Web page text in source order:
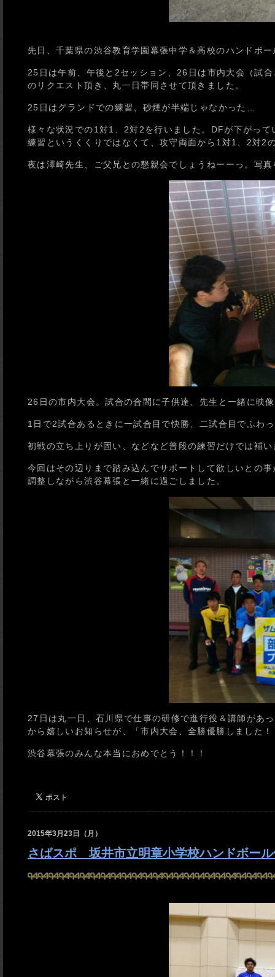
先日、千葉県の渋谷教育学園幕張中学＆高校のハンドボ
25日は午前、午後と2セッション、26日は市内大会（試
のリクエスト頂き、丸一日帯同させて頂きました。
25日はグランドでの練習、砂煙が半端じゃなかった…
様々な状況での1対1、2対2を行いました。DFが下がっ
練習というくくりではなくて、攻守両面から1対1、2対2
夜は澤崎先生、ご父兄との懇親会でしょうねーーっ。写
26日の市内大会。試合の合間に子供達、先生と一緒に映
1日で2試合あるときに一試合目で快勝、二試合目でふわ
初戦の立ち上りが固い、などなど普段の練習だけでは補
今回はその辺りまで踏み込んでサポートして欲しいとの
調整しながら渋谷幕張と一緒に過ごしました。
27日は丸一日、石川県で仕事の研修で進行役＆講師があ
から嬉しいお知らせが、「市内大会、全勝優勝しました！
渋谷幕張のみんな本当におめでとう！！！
2015年3月23日（月）
さばスポ 坂井市立明章小学校ハンドボー